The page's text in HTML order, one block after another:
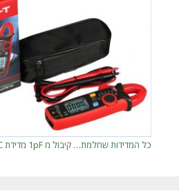
כל המדידות שחלמת… קיבול מ 1pF מדידת DC ע"י צבת